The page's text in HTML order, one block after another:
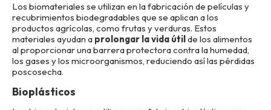
Los biomateriales se utilizan en la fabricación de películas y
recubrimientos biodegradables que se aplican a los
productos agrícolas, como frutas y verduras. Estos
materiales ayudan a prolongar la vida útilde los alimentos
al proporcionar una barrera protectora contra la humedad,
los gases y los microorganismos, reduciendo así las pérdidas
poscosecha.
Bioplásticos